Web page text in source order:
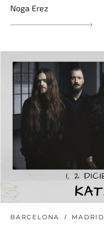
Noga Erez
BARCELONA MADRID